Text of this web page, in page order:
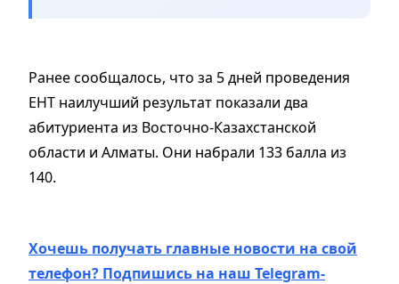
Ранее сообщалось, что за 5 дней проведения
ЕНТ наилучший результат показали два
абитуриента из Восточно-Казахстанской
области и Алматы. Они набрали 133 балла из
140.
Хочешь получать главные новости на свой
телефон? Подпишись на наш Telegram-